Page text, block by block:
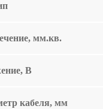
мм.кв.
В
кабеля, мм